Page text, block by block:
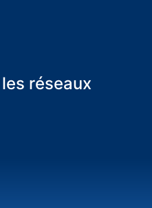
réseaux